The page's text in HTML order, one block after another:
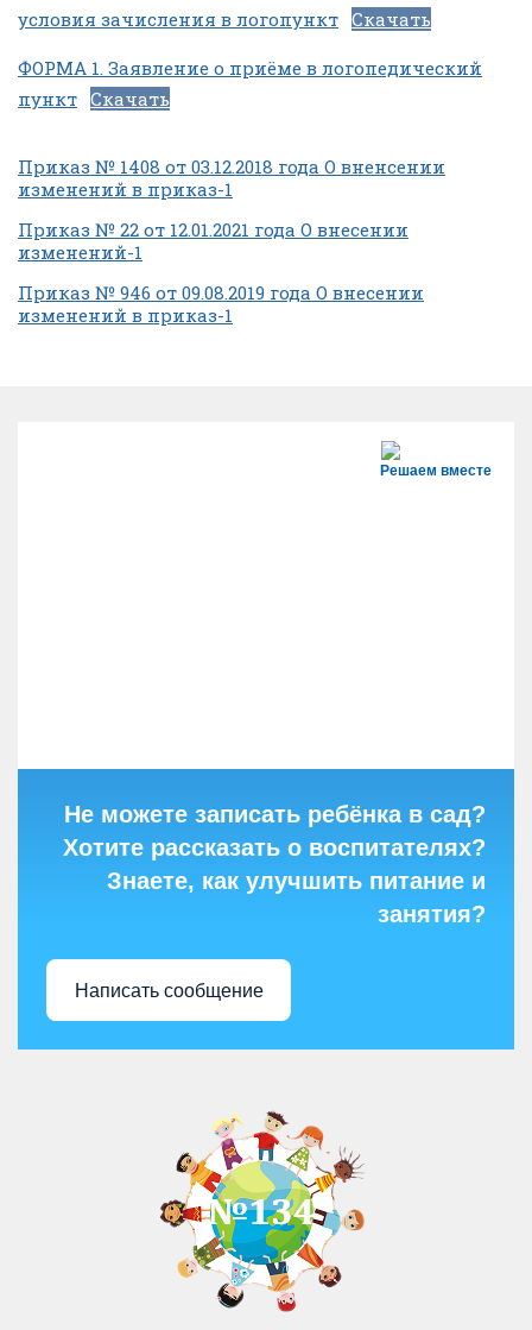
условия зачисления в логопункт Скачать
ФОРМА 1. Заявление о приёме в логопедический
пункт Скачать
Приказ № 1408 от 03.12.2018 года О вненсении
изменений в приказ-1
Приказ № 22 от 12.01.2021 года О внесении
изменений-1
Приказ № 946 от 09.08.2019 года О внесении
изменений в приказ-1
Решаем вместе
Не можете записать ребёнка в сад?
Хотите рассказать о воспитателях?
Знаете, как улучшить питание и
занятия?
Написать сообщение